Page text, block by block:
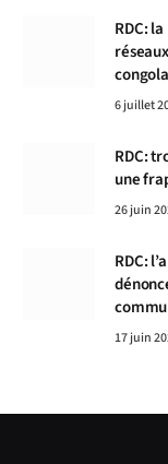
RDC:
6 juillet
RDC:
une
26 juin
RDC:
17 juin